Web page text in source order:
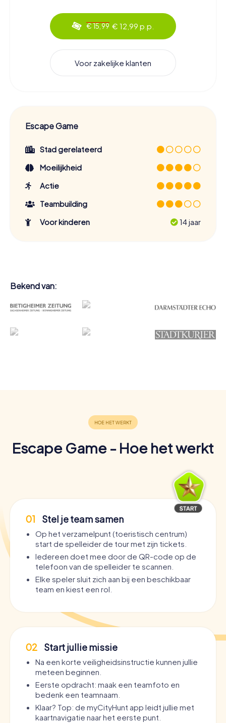
€ 15,99 € 12,99 p.p.
Voor zakelijke klanten
Escape Game
Stad gerelateerd
Moeilijkheid
Actie
Teambuilding
Voor kinderen
14 jaar
Bekend van:
Escape Game - Hoe het werkt
01 Stel je team samen
Op het verzamelpunt (toeristisch centrum)
start de spelleider de tour met zijn tickets.
Iedereen doet mee door de QR-code op de
telefoon van de spelleider te scannen.
Elke speler sluit zich aan bij een beschikbaar
team en kiest een rol.
02 Start jullie missie
Na een korte veiligheidsinstructie kunnen jullie
meteen beginnen.
Eerste opdracht: maak een teamfoto en
bedenk een teamnaam.
Klaar? Top: de myCityHunt app leidt jullie met
kaartnavigatie naar het eerste punt.